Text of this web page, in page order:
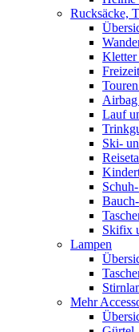
Rucksäcke,
Kletter
Lauf
Ski-
Skifix
Lampen
Mehr